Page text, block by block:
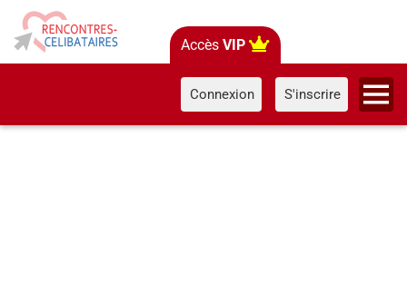
Accès VIP
Connexion S'inscrire